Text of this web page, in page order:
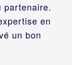
partenaire.
en
un bon